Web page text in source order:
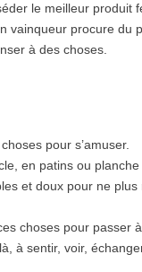
le meilleur produit
vainqueur procure du
à des choses.
pour s’amuser.
en patins ou
et doux pour ne
choses pour passer
à sentir, voir,